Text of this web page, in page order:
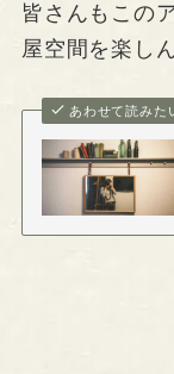
皆さんもこの
屋空間を楽し
あわせて読みた